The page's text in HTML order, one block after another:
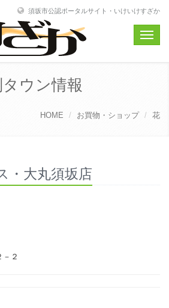
須坂市公認ポータルサイト・いけいけすざか
Toggle
ウン情報
HOME お買物・ショップ 花
・大丸須坂店
２